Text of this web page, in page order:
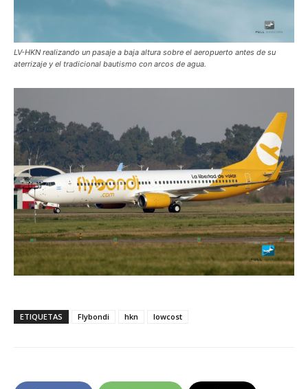
LV-HKN realizando un pasaje a baja altura sobre el aeropuerto antes de su
aterrizaje y el tradicional bautismo con arcos de agua.
ETIQUETAS Flybondi hkn lowcost